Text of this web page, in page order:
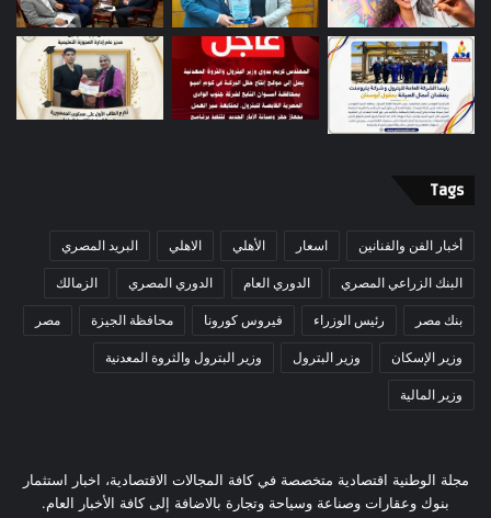
Tags
أخبار الفن والفنانين اسعار الأهلي الاهلي البريد المصري
البنك الزراعي المصري الدوري العام الدوري المصري الزمالك
بنك مصر رئيس الوزراء فيروس كورونا محافظة الجيزة مصر
وزير الإسكان وزير البترول وزير البترول والثروة المعدنية
وزير المالية
مجلة الوطنية اقتصادية متخصصة في كافة المجالات الاقتصادية، اخبار استثمار
بنوك وعقارات وصناعة وسياحة وتجارة بالاضافة إلى كافة الأخبار العام.